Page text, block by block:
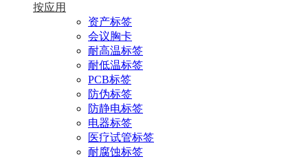
按应用
资产标签
会议胸卡
耐高温标签
耐低温标签
PCB标签
防伪标签
防静电标签
电器标签
医疗试管标签
耐腐蚀标签